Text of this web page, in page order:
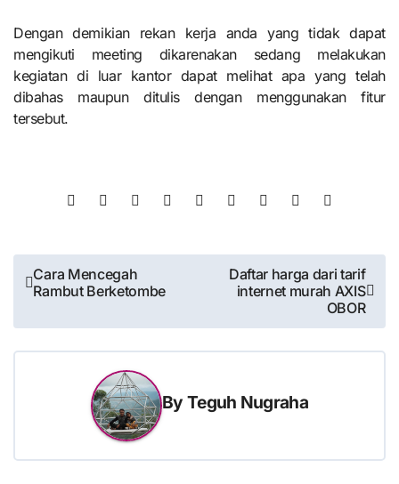
Dengan demikian rekan kerja anda yang tidak dapat
mengikuti meeting dikarenakan sedang melakukan
kegiatan di luar kantor dapat melihat apa yang telah
dibahas maupun ditulis dengan menggunakan fitur
tersebut.
Post
navigation
Cara Mencegah
Rambut Berketombe
Daftar harga dari tarif
internet murah AXIS
OBOR
By Teguh Nugraha